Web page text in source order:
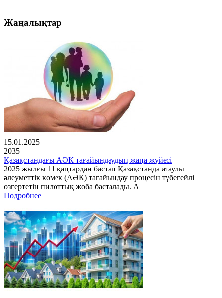
Жаңалықтар
15.01.2025
2035
Қазақстандағы АӘК тағайындаудың жаңа жүйесі
2025 жылғы 11 қаңтардан бастап Қазақстанда атаулы
әлеуметтік көмек (АӘК) тағайындау процесін түбегейлі
өзгертетін пилоттық жоба басталады. А
Подробнее